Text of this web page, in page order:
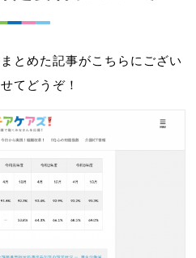
とめた記事がこちらにござい
てどうぞ！